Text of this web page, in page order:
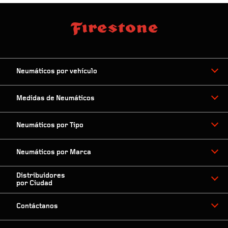
Neumáticos por vehículo
Medidas de Neumáticos
Neumáticos por Tipo
Neumáticos por Marca
Distribuidores
por Ciudad
Contáctanos